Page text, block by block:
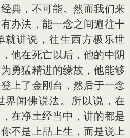
典，不可能。然而我们来
办法，能一念之间遍往十
就讲说，往生西方极乐世
他在死亡以后，他的中阴
勇猛精进的缘故，他能够
上了金刚台，然后于一念
界闻佛说法。所以说，在
在净土经当中，讲的都是
不是上品上生，而是说上